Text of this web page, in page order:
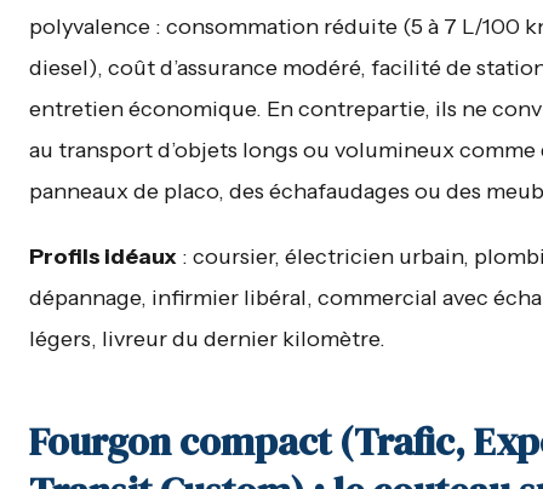
polyvalence : consommation réduite (5 à 7 L/100
diesel), coût d’assurance modéré, facilité de
entretien économique. En contrepartie, ils ne
au transport d’objets longs ou volumineux comme
panneaux de placo, des échafaudages ou des
Profils idéaux : coursier, électricien urbain,
dépannage, infirmier libéral, commercial avec
légers, livreur du dernier kilomètre.
Fourgon compact (Trafic,